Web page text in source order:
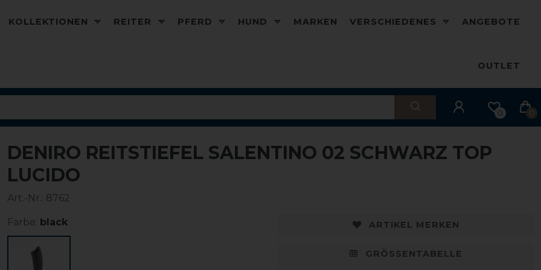
KOLLEKTIONEN REITER PFERD HUND MARKEN VERSCHIEDENES ANGEBOTE
OUTLET
0 0
DENIRO REITSTIEFEL SALENTINO 02 SCHWARZ TOP
LUCIDO
Art.-Nr.: 8762
Farbe: black ARTIKEL MERKEN
GRÖSSENTABELLE